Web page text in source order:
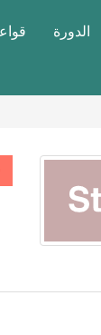
الدورة